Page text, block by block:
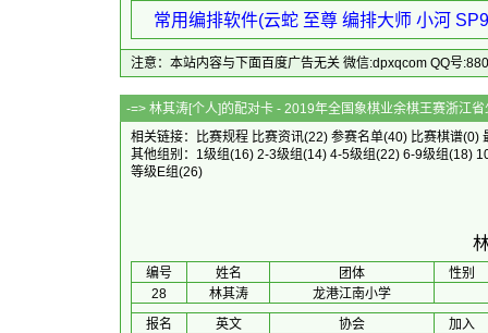
常用编排软件(云蛇 至尊 编排大师 小河
注意：本站内容与下面百度广告无关 微信:dpxqcom QQ号
-=> 林其涛[个人]的配对卡 - 2019年全国象棋业余
相关链接：
比赛规程 比赛资讯(22) 参赛名单(40) 比赛棋谱(0)
其他组别： 1级组(16) 2-3级组(14) 4-5级组(22) 6-9级组(18)
等级E组(26)
编号 姓名 团体
性别
28
林其涛
龙港江南小学
报名
英文 协会 加入